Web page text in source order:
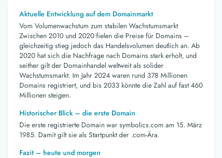
Aktuelle Entwicklung auf dem Domainmarkt
Vom Volumenwachstum zum stabilen Wachstumsmarkt
Zwischen 2010 und 2020 fielen die Preise für Domains –
gleichzeitig stieg jedoch das Handelsvolumen deutlich an. Ab
2020 hat sich die Nachfrage nach Domains stark erholt, und
seither gilt der Domainhandel weltweit als solider
Wachstumsmarkt. Im Jahr 2024 waren rund 378 Millionen
Domains registriert, und bis 2033 könnte die Zahl auf fast 460
Millionen steigen.
Historischer Blick – die erste Domain
Die erste registrierte Domain war symbolics.com am 15. März
1985. Damit gilt sie als Startpunkt der .com-Ära.
Fazit – heute und morgen